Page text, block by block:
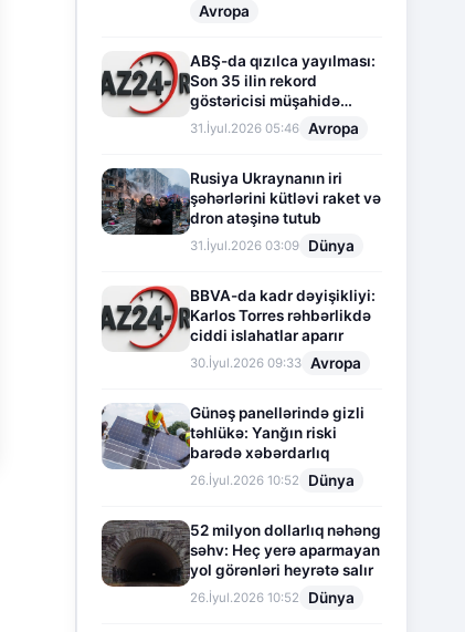
Avropa
ABŞ-da qızılca yayılması:
Son 35 ilin rekord
göstəricisi müşahidə
olunur
31.İyul.2026 05:46 Avropa
Rusiya Ukraynanın iri
şəhərlərini kütləvi raket və
dron atəşinə tutub
31.İyul.2026 03:09 Dünya
BBVA-da kadr dəyişikliyi:
Karlos Torres rəhbərlikdə
ciddi islahatlar aparır
30.İyul.2026 09:33 Avropa
Günəş panellərində gizli
təhlükə: Yanğın riski
barədə xəbərdarlıq
26.İyul.2026 10:52 Dünya
52 milyon dollarlıq nəhəng
səhv: Heç yerə aparmayan
yol görənləri heyrətə salır
26.İyul.2026 10:52 Dünya